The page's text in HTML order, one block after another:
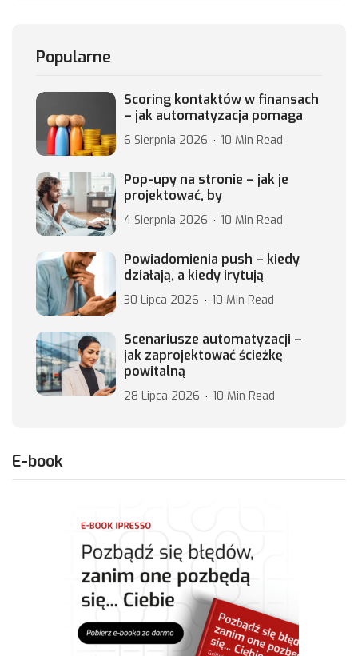
Popularne
Scoring kontaktów w finansach
– jak automatyzacja pomaga
6 Sierpnia 2026 10 Min Read
Pop-upy na stronie – jak je
projektować, by
4 Sierpnia 2026 10 Min Read
Powiadomienia push – kiedy
działają, a kiedy irytują
30 Lipca 2026 10 Min Read
Scenariusze automatyzacji –
jak zaprojektować ścieżkę
powitalną
28 Lipca 2026 10 Min Read
E-book